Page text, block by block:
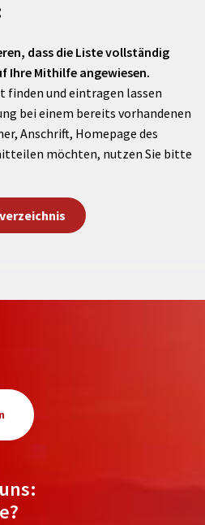
dass die Liste vollständig
Ihre Mithilfe angewiesen.
finden und eintragen lassen
bei einem bereits vorhandenen
Anschrift, Homepage des
möchten, nutzen Sie bitte